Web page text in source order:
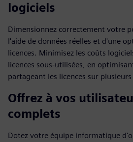
logiciels
Dimensionnez correctement votre
l'aide de données réelles et d'une
licences. Minimisez les coûts
licences sous-utilisées, en
partageant les licences sur plusieurs
Offrez à vos
complets
Dotez votre équipe informatique